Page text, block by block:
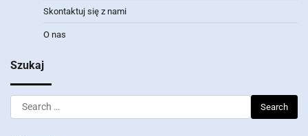
Skontaktuj się z nami
O nas
Szukaj
Search
for: